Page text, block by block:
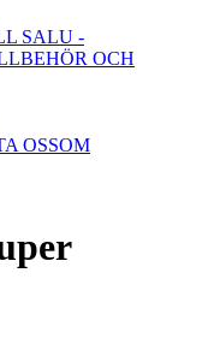
SALU -
OCH
OSSOM